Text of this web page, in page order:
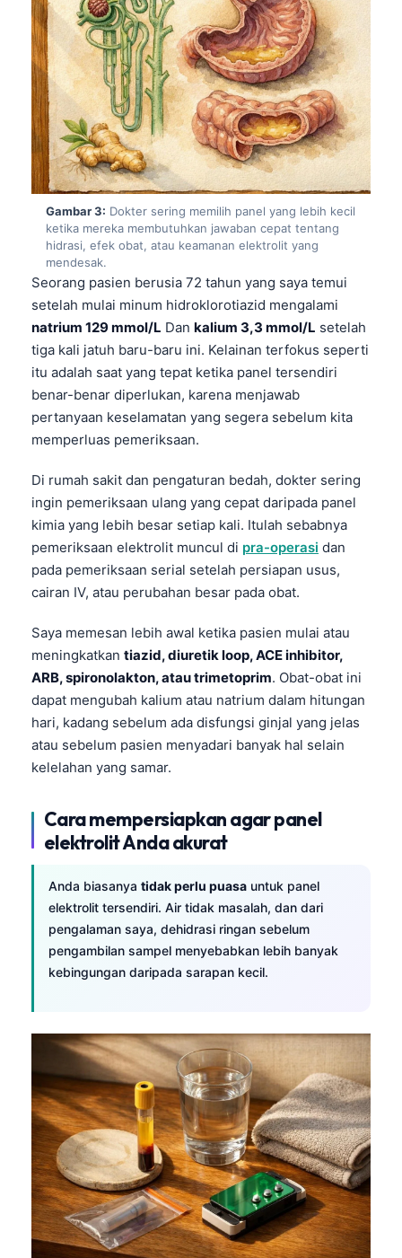
Gambar 3: Dokter sering memilih panel yang lebih kecil
ketika mereka membutuhkan jawaban cepat tentang
hidrasi, efek obat, atau keamanan elektrolit yang
mendesak.
Seorang pasien berusia 72 tahun yang saya temui
setelah mulai minum hidroklorotiazid mengalami
natrium 129 mmol/L Dan kalium 3,3 mmol/L setelah
tiga kali jatuh baru-baru ini. Kelainan terfokus seperti
itu adalah saat yang tepat ketika panel tersendiri
benar-benar diperlukan, karena menjawab
pertanyaan keselamatan yang segera sebelum kita
memperluas pemeriksaan.
Di rumah sakit dan pengaturan bedah, dokter sering
ingin pemeriksaan ulang yang cepat daripada panel
kimia yang lebih besar setiap kali. Itulah sebabnya
pemeriksaan elektrolit muncul di pra-operasi dan
pada pemeriksaan serial setelah persiapan usus,
cairan IV, atau perubahan besar pada obat.
Saya memesan lebih awal ketika pasien mulai atau
meningkatkan tiazid, diuretik loop, ACE inhibitor,
ARB, spironolakton, atau trimetoprim. Obat-obat ini
dapat mengubah kalium atau natrium dalam hitungan
hari, kadang sebelum ada disfungsi ginjal yang jelas
atau sebelum pasien menyadari banyak hal selain
kelelahan yang samar.
Cara mempersiapkan agar panel
elektrolit Anda akurat
Anda biasanya tidak perlu puasa untuk panel
elektrolit tersendiri. Air tidak masalah, dan dari
pengalaman saya, dehidrasi ringan sebelum
pengambilan sampel menyebabkan lebih banyak
kebingungan daripada sarapan kecil.